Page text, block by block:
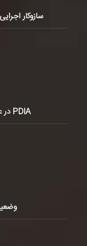
سازوکار
PDIA در عمل: تجربه مدیریت تعارض منافع در ایران